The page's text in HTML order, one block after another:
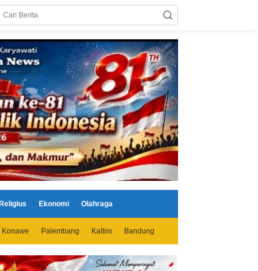
Ekonomi Olahraga
Konawe Palembang Kaltim Bandung